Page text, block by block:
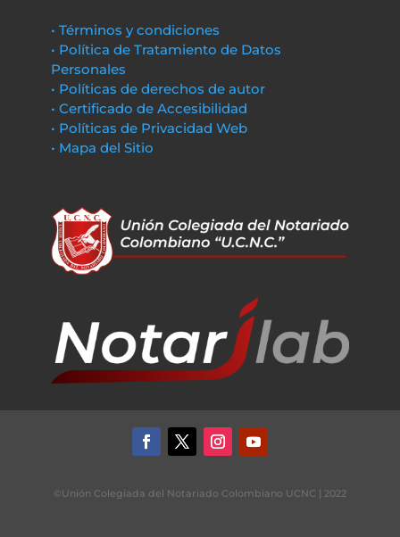
• Términos y condiciones
• Política de Tratamiento de Datos
Personales
• Políticas de derechos de autor
• Certificado de Accesibilidad
• Políticas de Privacidad Web
• Mapa del Sitio
©Unión Colegiada del Notariado Colombiano UCNC | 2022